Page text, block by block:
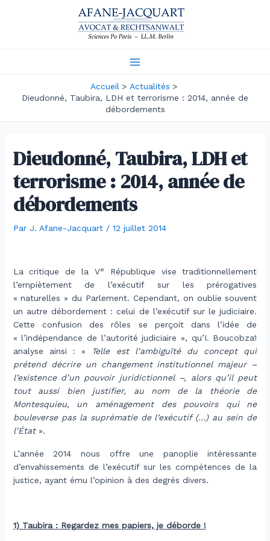
Menu
Accueil
Actualités
Dieudonné, Taubira, LDH et terrorisme : 2014, année de
débordements
Dieudonné, Taubira, LDH et
terrorisme : 2014, année de
débordements
Par J. Afane-Jacquart / 12 juillet 2014
La critique de la Ve
République vise traditionnellement
l’empiètement de l’exécutif sur les prérogatives
« naturelles » du Parlement. Cependant, on oublie souvent
un autre débordement : celui de l’exécutif sur le judiciaire.
Cette confusion des rôles se perçoit dans l’idée de
« l’indépendance de l’autorité judiciaire », qu’I. Boucobza1
analyse ainsi : « Telle est l’ambiguïté du concept qui
prétend décrire un changement institutionnel majeur –
l’existence d’un pouvoir juridictionnel –, alors qu’il peut
tout aussi bien justifier, au nom de la théorie de
Montesquieu, un aménagement des pouvoirs qui ne
bouleverse pas la suprématie de l’exécutif (…) au sein de
l’État».
L’année 2014 nous offre une panoplie intéressante
d’envahissements de l’exécutif sur les compétences de la
justice, ayant ému l’opinion à des degrés divers.
1) Taubira : Regardez mes papiers, je déborde !